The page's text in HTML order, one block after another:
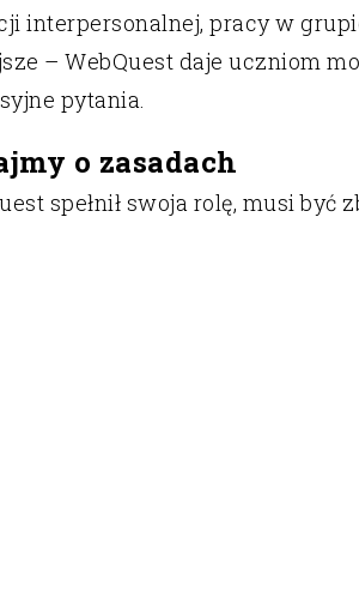
interpersonalnej, pracy w
– WebQuest daje uczniom
pytania.
o zasadach
spełnił swoja rolę, musi